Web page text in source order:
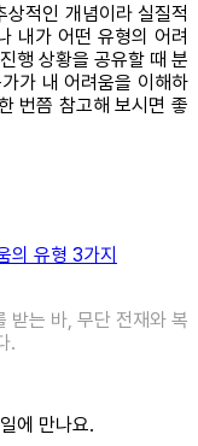
적인 개념이라 실질적
내가 어떤 유형의 어려
행 상황을 공유할 때 분
가 내 어려움을 이해하
번쯤 참고해 보시면 좋
의 유형 3가지
받는 바, 무단 전재와 복
.
에 만나요.